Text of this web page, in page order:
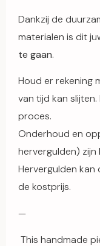
Dankzij de
materialen is dit
te gaan.
Houd er rekening
van tijd kan
proces.
Onderhoud en
hervergulden) zijn
Hervergulden kan
de kostprijs.
—
This handmade